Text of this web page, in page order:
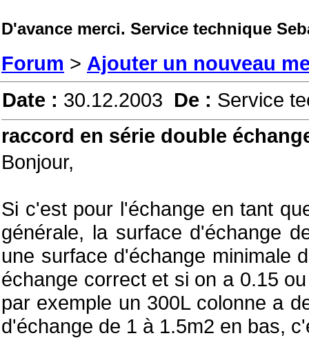
D'avance merci. Service technique
Forum > Ajouter un nouveau
Date : 30.12.2003 De : Service
raccord en série double
Bonjour,
Si c'est pour l'échange en tant
générale, la surface d'échange
une surface d'échange minimale
échange correct et si on a 0.15
par exemple un 300L colonne a
d'échange de 1 à 1.5m2 en bas,